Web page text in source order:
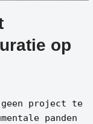
op
project te
panden